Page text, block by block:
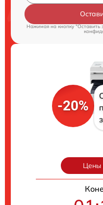
Нажимая на кнопку "Оставить
-20%
Цены